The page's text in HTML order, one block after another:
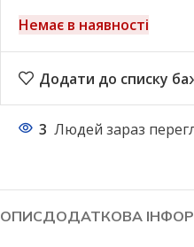
Немає в наявності
Додати до списку
3 Людей зараз
ОПИСДОДАТКОВА